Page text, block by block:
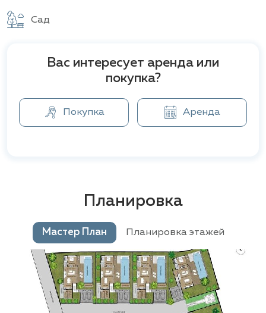
Сад
Вас интересует аренда или
покупка?
Покупка Аренда
Планировка
Мастер План Планировка этажей